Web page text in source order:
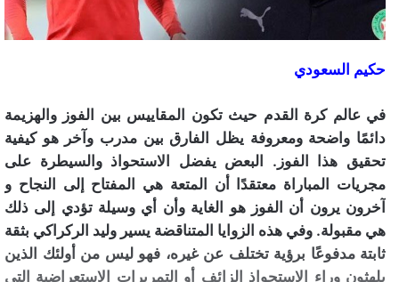
حكيم السعودي
في عالم كرة القدم حيث تكون المقاييس بين الفوز والهزيمة
دائمًا واضحة ومعروفة يظل الفارق بين مدرب وآخر هو كيفية
تحقيق هذا الفوز. البعض يفضل الاستحواذ والسيطرة على
مجريات المباراة معتقدًا أن المتعة هي المفتاح إلى النجاح و
آخرون يرون أن الفوز هو الغاية وأن أي وسيلة تؤدي إلى ذلك
هي مقبولة. وفي هذه الزوايا المتناقضة يسير وليد الركراكي بثقة
ثابتة مدفوعًا برؤية تختلف عن غيره، فهو ليس من أولئك الذين
يلهثون وراء الاستحواذ الزائف أو التمريرات الاستعراضية التي